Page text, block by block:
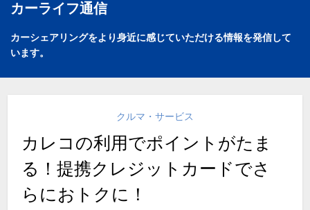
カーライフ通信
カーシェアリングをより身近に感じていただける情報を発信して
います。
クルマ・サービス
カレコの利用でポイントがたま
る！提携クレジットカードでさ
らにおトクに！